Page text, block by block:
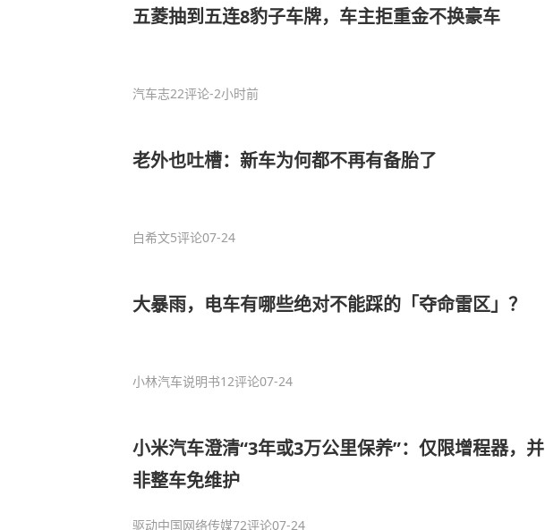
五菱抽到五连8豹子车牌，车主拒重金不换豪车
汽车志22评论-2小时前
老外也吐槽：新车为何都不再有备胎了
白希文5评论07-24
大暴雨，电车有哪些绝对不能踩的「夺命雷区」？
小林汽车说明书12评论07-24
小米汽车澄清“3年或3万公里保养”：仅限增程器，并
非整车免维护
驱动中国网络传媒72评论07-24